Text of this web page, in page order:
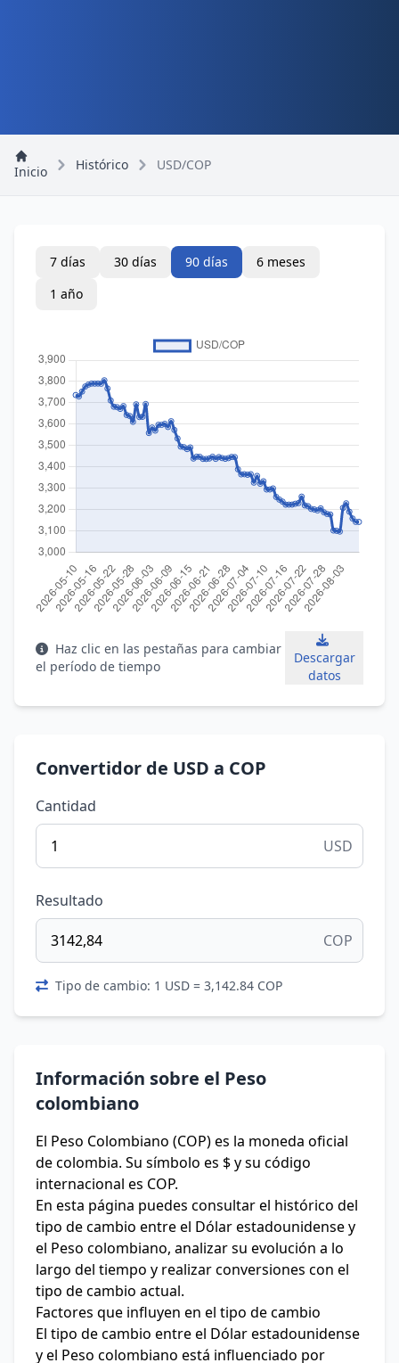
Inicio Histórico USD/COP
7 días 30 días 90 días
6 meses
1 año
Haz clic en las pestañas para cambiar
el período de tiempo
Descargar
datos
Convertidor de USD a COP
Cantidad
USD
Resultado
COP
Tipo de cambio: 1 USD = 3,142.84 COP
Información sobre el Peso
colombiano
El Peso Colombiano (COP) es la moneda oficial
de colombia. Su símbolo es $ y su código
internacional es COP.
En esta página puedes consultar el histórico del
tipo de cambio entre el Dólar estadounidense y
el Peso colombiano, analizar su evolución a lo
largo del tiempo y realizar conversiones con el
tipo de cambio actual.
Factores que influyen en el tipo de cambio
El tipo de cambio entre el Dólar estadounidense
y el Peso colombiano está influenciado por